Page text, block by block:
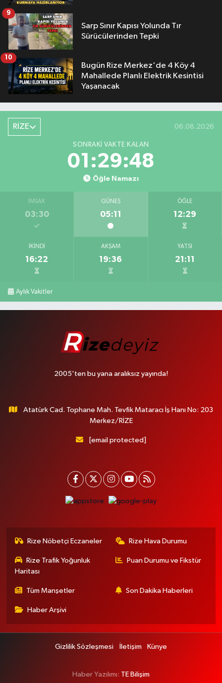
Sarp Sınır Kapısı Yolunda Tır
Sürücülerinden Tepki
9
Bugün Rize Merkez'de 4 Köy 4
Mahallede Planlı Elektrik Kesintisi
Yaşanacak
10
RİZE 06.08.2026
SONRAKI VAKTE KALAN
01:29:47
Öğle Namazı
İMSAK
03:30
GÜNEŞ
05:11
ÖĞLE
12:29
İKINDI
16:22
AKŞAM
19:36
YATSI
21:11
Aylık Vakitler
2005'ten bu yana aralıksız yayında!
Atatürk Cad. Tophane Mah. Tevfik Mataracı İş Hanı No: 203
Merkez/RİZE
[email protected]
Rize Nöbetçi Eczaneler Rize Hava Durumu
Rize Trafik Yoğunluk
Haritası
Puan Durumu ve Fikstür
Tüm Manşetler Son Dakika Haberleri
Haber Arşivi
Gizlilik Sözleşmesi İletişim Künye
Haber Yazılımı: TE Bilişim